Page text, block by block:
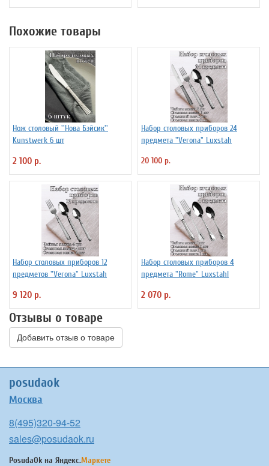
Похожие товары
Нож столовый ''Нова Бэйсик''
Kunstwerk 6 шт
2 100 р.
Набор столовых приборов 24
предмета "Verona" Luxstah
20 100 р.
Набор столовых приборов 12
предметов "Verona" Luxstah
9 120 р.
Набор столовых приборов 4
предмета "Rome" Luxstahl
2 070 р.
Отзывы о товаре
Добавить отзыв о товаре
posudaok
Москва
8(495)320-94-52
sales@posudaok.ru
PosudaOk на Яндекс.Маркете